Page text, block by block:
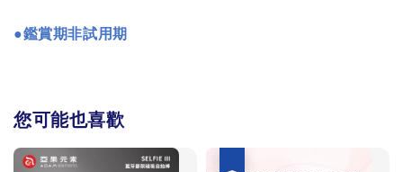
●鑑賞期非試用期
您可能也喜歡